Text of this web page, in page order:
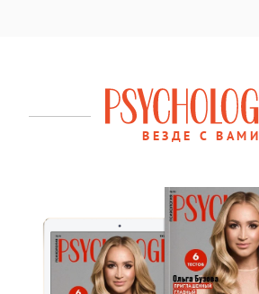
ВЕЗДЕ С ВАМИ